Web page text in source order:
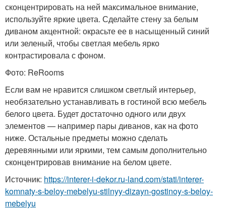
сконцентрировать на ней максимальное внимание,
используйте яркие цвета. Сделайте стену за белым
диваном акцентной: окрасьте ее в насыщенный синий
или зеленый, чтобы светлая мебель ярко
контрастировала с фоном.
Фото: ReRooms
Если вам не нравится слишком светлый интерьер,
необязательно устанавливать в гостиной всю мебель
белого цвета. Будет достаточно одного или двух
элементов — например пары диванов, как на фото
ниже. Остальные предметы можно сделать
деревянными или яркими, тем самым дополнительно
сконцентрировав внимание на белом цвете.
Источник: https://interer-i-dekor.ru-land.com/stati/interer-
komnaty-s-beloy-mebelyu-stilnyy-dizayn-gostinoy-s-beloy-
mebelyu